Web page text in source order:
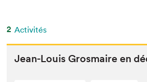
2 Activités
Jean-Louis Gros­maire en